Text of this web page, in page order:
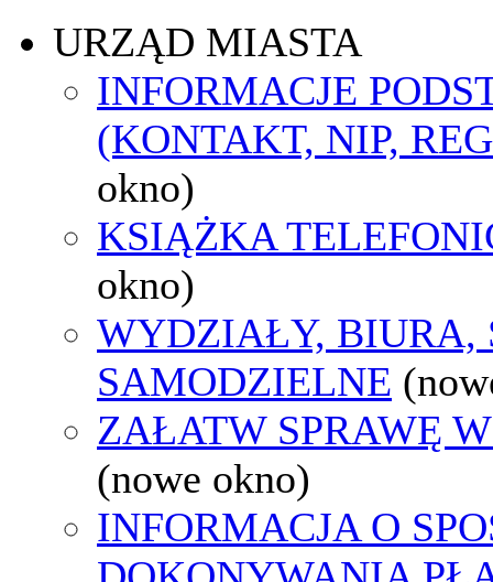
URZĄD MIASTA
INFORMACJE
(KONTAKT, NIP,
okno)
KSIĄŻKA
okno)
WYDZIAŁY, BIURA,
SAMODZIELNE
ZAŁATW SPRAWĘ
(nowe okno)
INFORMACJA O